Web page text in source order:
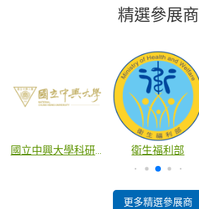
精選參展商
國立中興大學科研產業化平台 衛生福利部
更多精選參展商